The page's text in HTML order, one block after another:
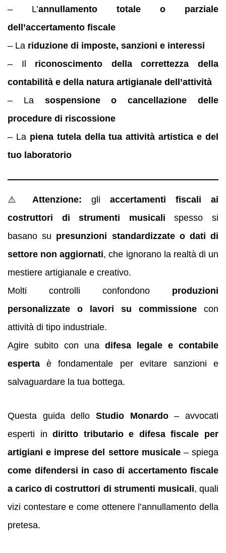
– L’annullamento totale o parziale
dell’accertamento fiscale
– La riduzione di imposte, sanzioni e interessi
– Il riconoscimento della correttezza della
contabilità e della natura artigianale dell’attività
– La sospensione o cancellazione delle
procedure di riscossione
– La piena tutela della tua attività artistica e del
tuo laboratorio
⚠️ Attenzione: gli accertamenti fiscali ai
costruttori di strumenti musicali spesso si
basano su presunzioni standardizzate o dati di
settore non aggiornati, che ignorano la realtà di un
mestiere artigianale e creativo.
Molti controlli confondono produzioni
personalizzate o lavori su commissione con
attività di tipo industriale.
Agire subito con una difesa legale e contabile
esperta è fondamentale per evitare sanzioni e
salvaguardare la tua bottega.
Questa guida dello Studio Monardo– avvocati
esperti indiritto tributario e difesa fiscale per
artigiani e imprese del settore musicale– spiega
come difendersi in caso di accertamento fiscale
a carico di costruttori di strumenti musicali, quali
vizi contestare e come ottenere l’annullamento della
pretesa.